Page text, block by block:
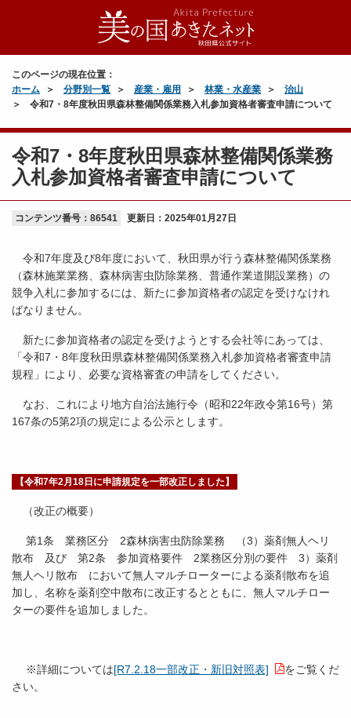
このページの現在位置：
ホーム
分野別一覧 産業・雇用 林業・水産業
治山
令和7・8年度秋田県森林整備関係業務入札参加資格者審査申請について
令和7・8年度秋田県森林整備関係業務
入札参加資格者審査申請について
コンテンツ番号：86541 更新日： 2025年01月27日
令和7年度及び8年度において、秋田県が行う森林整備関係業務
（森林施業業務、森林病害虫防除業務、普通作業道開設業務）の
競争入札に参加するには、新たに参加資格者の認定を受けなけれ
ばなりません。
新たに参加資格者の認定を受けようとする会社等にあっては、
「令和7・8年度秋田県森林整備関係業務入札参加資格者審査申請
規程」により、必要な資格審査の申請をしてください。
なお、これにより地方自治法施行令（昭和22年政令第16号）第
167条の5第2項の規定による公示とします。
【令和7年2月18日に申請規定を一部改正しました】
（改正の概要）
第1条 業務区分 2森林病害虫防除業務 （3）薬剤無人ヘリ
散布 及び 第2条 参加資格要件 2業務区分別の要件 3）薬剤
無人ヘリ散布 において無人マルチローターによる薬剤散布を追
加し、名称を薬剤空中散布に改正するとともに、無人マルチロー
ターの要件を追加しました。
※詳細については[R7.2.18一部改正・新旧対照表]
をご覧くだ
さい。